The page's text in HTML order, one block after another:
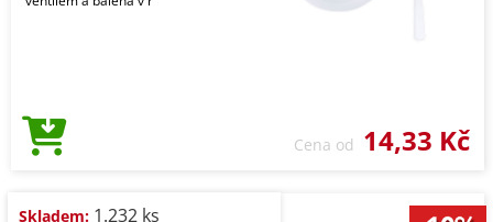
Cena od 14,33 Kč
Skladem: 1.232 ks